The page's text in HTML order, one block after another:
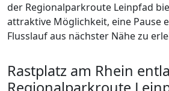
der Regionalparkroute Leinpfad
attraktive Möglichkeit, eine Pause
Flusslauf aus nächster Nähe zu
Rastplatz am Rhein